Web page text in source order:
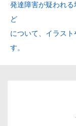
発達障害が疑われ
ど
について、イラス
す。